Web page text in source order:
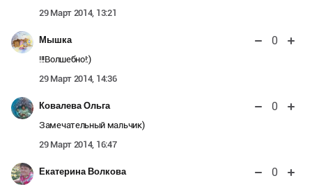
29 Март 2014, 13:21
Мышка 0
!!!Волшебно!:)
29 Март 2014, 14:36
Ковалева Ольга 0
Замечательный мальчик)
29 Март 2014, 16:47
Екатерина Волкова 0